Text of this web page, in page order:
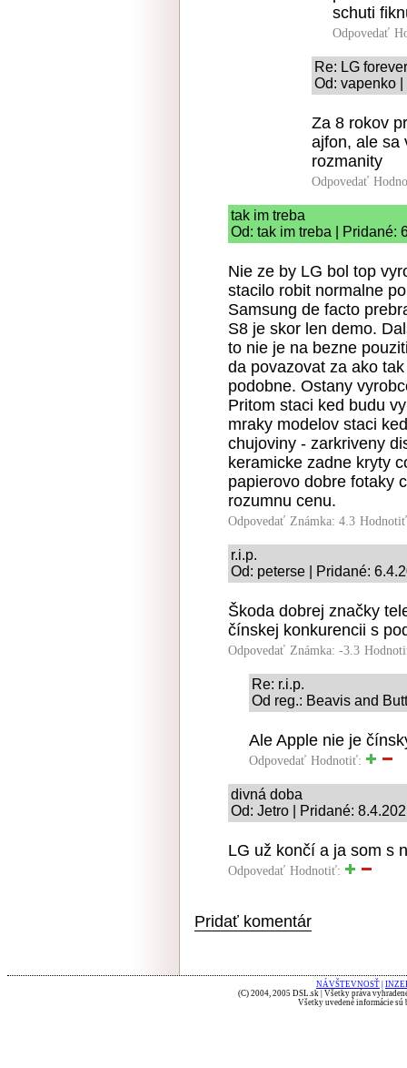
schuti
Odpovedať
Re: LG forever
Od: vapenko
Za 8 rokov
ajfon, ale sa
rozmanity
Odpovedať
tak im treba
Od: tak im treba | Pridané:
Nie ze by LG bol top
stacilo robit normalne
Samsung de facto
S8 je skor len demo.
to nie je na bezne
da povazovat za ako
podobne. Ostany
Pritom staci ked budu
mraky modelov staci
chujoviny - zarkriveny
keramicke zadne kryty
papierovo dobre fotaky
rozumnu cenu.
Odpovedať Známka: 4.3
r.i.p.
Od: peterse | Pridané:
Škoda dobrej značky
čínskej konkurencii s
Odpovedať Známka: -3.3
Re: r.i.p.
Od reg.: Beavis and
Ale Apple nie je
Odpovedať Hodnotiť:
divná doba
Od: Jetro | Pridané:
LG už končí a ja som s
Odpovedať Hodnotiť:
Pridať komentár
NÁVŠTEVNOSŤ
(C) 2004, 2005 DSL.sk | Všetky práva
Všetky uvedené informácie sú